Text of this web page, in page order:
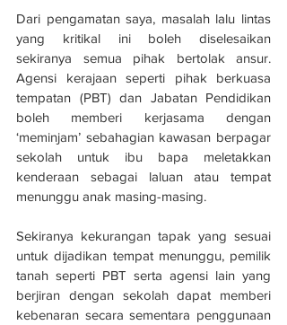
Dari pengamatan saya, masalah lalu lintas
yang kritikal ini boleh diselesaikan
sekiranya semua pihak bertolak ansur.
Agensi kerajaan seperti pihak berkuasa
tempatan (PBT) dan Jabatan Pendidikan
boleh memberi kerjasama dengan
‘meminjam’ sebahagian kawasan berpagar
sekolah untuk ibu bapa meletakkan
kenderaan sebagai laluan atau tempat
menunggu anak masing-masing.
Sekiranya kekurangan tapak yang sesuai
untuk dijadikan tempat menunggu, pemilik
tanah seperti PBT serta agensi lain yang
berjiran dengan sekolah dapat memberi
kebenaran secara sementara penggunaan